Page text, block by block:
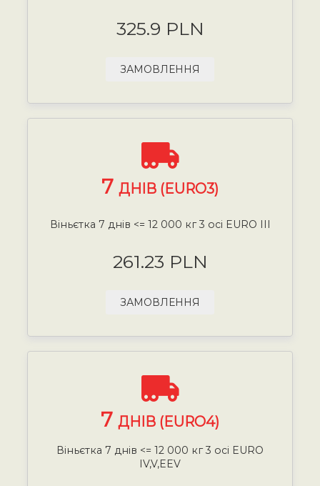
325.9 PLN
ЗАМОВЛЕННЯ
7 ДНІВ (EURO3)
Віньєтка 7 днів <= 12 000 кг 3 осі EURO III
261.23 PLN
ЗАМОВЛЕННЯ
7 ДНІВ (EURO4)
Віньєтка 7 днів <= 12 000 кг 3 осі EURO
IV,V,EEV